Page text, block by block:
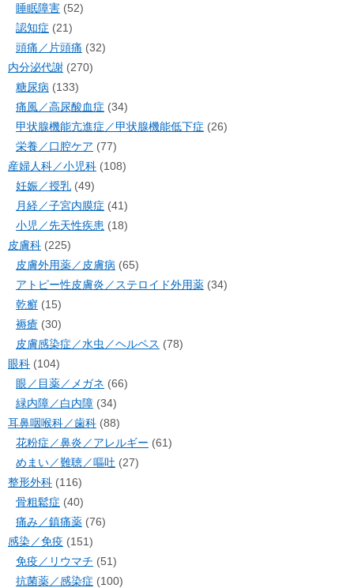
睡眠障害 (52)
認知症 (21)
頭痛／片頭痛 (32)
内分泌代謝 (270)
糖尿病 (133)
痛風／高尿酸血症 (34)
甲状腺機能亢進症／甲状腺機能低下症 (26)
栄養／口腔ケア (77)
産婦人科／小児科 (108)
妊娠／授乳 (49)
月経／子宮内膜症 (41)
小児／先天性疾患 (18)
皮膚科 (225)
皮膚外用薬／皮膚病 (65)
アトピー性皮膚炎／ステロイド外用薬 (34)
乾癬 (15)
褥瘡 (30)
皮膚感染症／水虫／ヘルペス (78)
眼科 (104)
眼／目薬／メガネ (66)
緑内障／白内障 (34)
耳鼻咽喉科／歯科 (88)
花粉症／鼻炎／アレルギー (61)
めまい／難聴／嘔吐 (27)
整形外科 (116)
骨粗鬆症 (40)
痛み／鎮痛薬 (76)
感染／免疫 (151)
免疫／リウマチ (51)
抗菌薬／感染症 (100)